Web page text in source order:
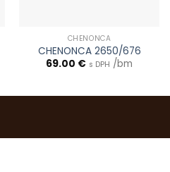
CHENONCA
CHENONCA 2650/676
69.00 € s DPH /bm